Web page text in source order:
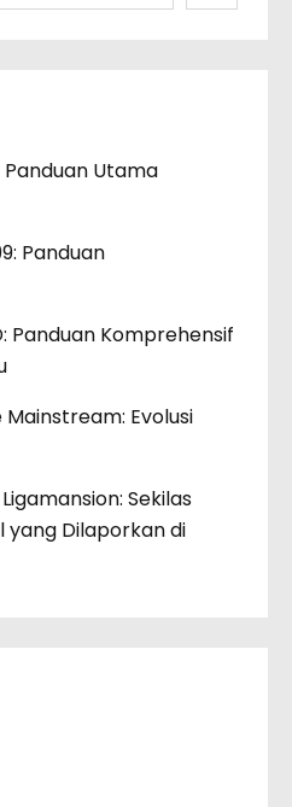
Panduan Utama
Panduan
Panduan Komprehensif
Evolusi
Sekilas
Dilaporkan di